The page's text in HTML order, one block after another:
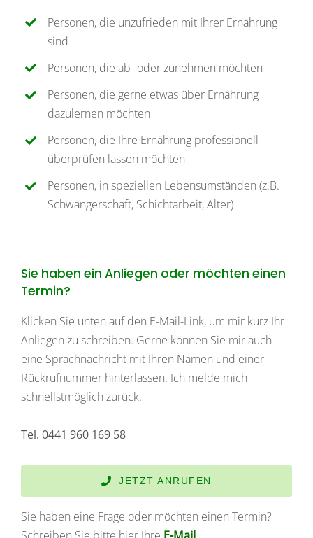
Personen, die unzufrieden mit Ihrer Ernährung
sind
Personen, die ab- oder zunehmen möchten
Personen, die gerne etwas über Ernährung
dazulernen möchten
Personen, die Ihre Ernährung professionell
überprüfen lassen möchten
Personen, in speziellen Lebensumständen (z.B.
Schwangerschaft, Schichtarbeit, Alter)
Sie haben ein Anliegen oder möchten einen
Termin?
Klicken Sie unten auf den E-Mail-Link, um mir kurz Ihr
Anliegen zu schreiben. Gerne können Sie mir auch
eine Sprachnachricht mit Ihren Namen und einer
Rückrufnummer hinterlassen. Ich melde mich
schnellstmöglich zurück.
Tel. 0441 960 169 58
JETZT ANRUFEN
Sie haben eine Frage oder möchten einen Termin?